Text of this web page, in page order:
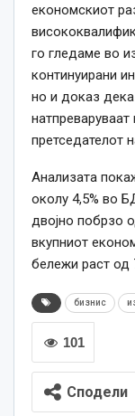
економскиот
го гледаме во
континуирани
но и доказ
натпреваруваат
претседателот
Анализата
околу 4,5% во
двојно побрзо
вкупниот
бележи раст од
бизнис
101
Сподели